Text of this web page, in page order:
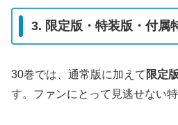
3. 限定版・特装版・付属
30巻では、通常版に加えて 限定
す。ファンにとって見逃せない